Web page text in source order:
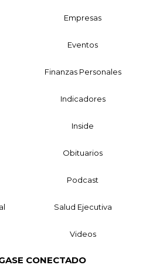
Empresas
Eventos
Finanzas Personales
Indicadores
Inside
Obituarios
Podcast
Salud Ejecutiva
Videos
CONECTADO